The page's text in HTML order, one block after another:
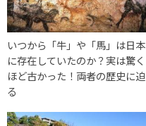
いつから「牛」や「馬」は日本
に存在していたのか？実は驚く
ほど古かった！両者の歴史に迫
る